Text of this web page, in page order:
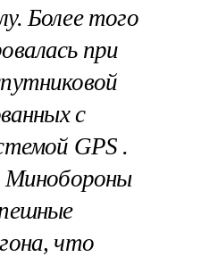
Более того
при
с
GPS .
Минобороны
что